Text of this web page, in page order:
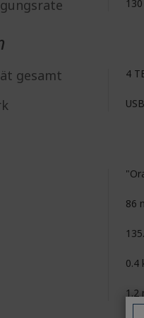
gesamt 4
86
0.4
1.2